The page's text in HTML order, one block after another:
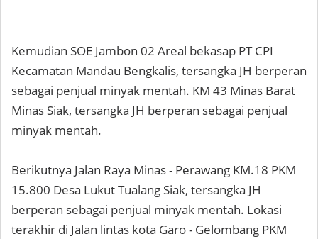
Kemudian SOE Jambon 02 Areal bekasap PT CPI
Kecamatan Mandau Bengkalis, tersangka JH berperan
sebagai penjual minyak mentah. KM 43 Minas Barat
Minas Siak, tersangka JH berperan sebagai penjual
minyak mentah.
Berikutnya Jalan Raya Minas - Perawang KM.18 PKM
15.800 Desa Lukut Tualang Siak, tersangka JH
berperan sebagai penjual minyak mentah. Lokasi
terakhir di Jalan lintas kota Garo - Gelombang PKM